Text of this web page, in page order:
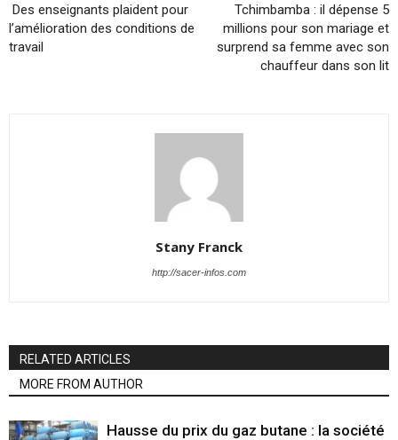
Des enseignants plaident pour
l’amélioration des conditions de
travail
Tchimbamba : il dépense 5
millions pour son mariage et
surprend sa femme avec son
chauffeur dans son lit
Stany Franck
http://sacer-infos.com
RELATED ARTICLES
MORE FROM AUTHOR
Hausse du prix du gaz butane : la société